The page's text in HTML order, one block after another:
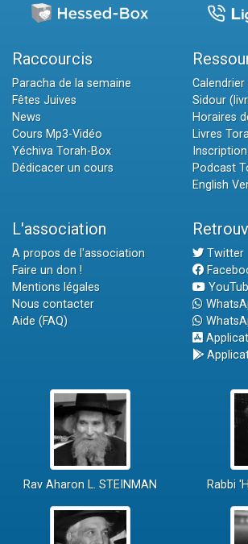
Raccourcis
Paracha de la semaine
Fêtes Juives
News
Cours Mp3-Vidéo
Yéchiva Torah-Box
Dédicacer un cours
Sidour
Horaires
Livres
Inscription
Podcast
English
L'association
A propos de l'association
Faire un don !
Mentions légales
Nous contacter
Aide (FAQ)
Twitter
Rav Aharon L. STEINMAN Rabbi